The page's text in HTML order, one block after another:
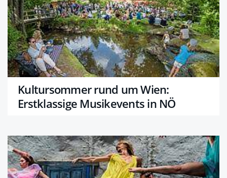
Kultursommer rund um Wien:
Erstklassige Musikevents in NÖ